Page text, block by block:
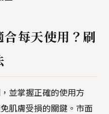
每天使用？刷
並掌握正確的使用方
肌膚受損的關鍵。市面